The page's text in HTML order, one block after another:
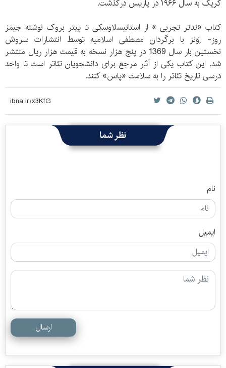
کریگ به سال ۱۹۶۶ در پاریس درگذشت.
کتاب «تئاتر تجربی » از استانیسلاوسکی تا پیتر بروک نوشته جیمز
روز- اِوَنز با برگردان مصطفی اسلامیه توسط انتشارات سروش
نخستین بار سال 1369 در پنج هزار نسخه به قیمت هزار ریال منتشر
شد. این کتاب یکی از آثار مرجع برای دانشجویان تئاتر است تا واحد
درسی تاریخ تئاتر را به سلامت «پاس» کنند.
نظر شما
نام
ایمیل
ارسال